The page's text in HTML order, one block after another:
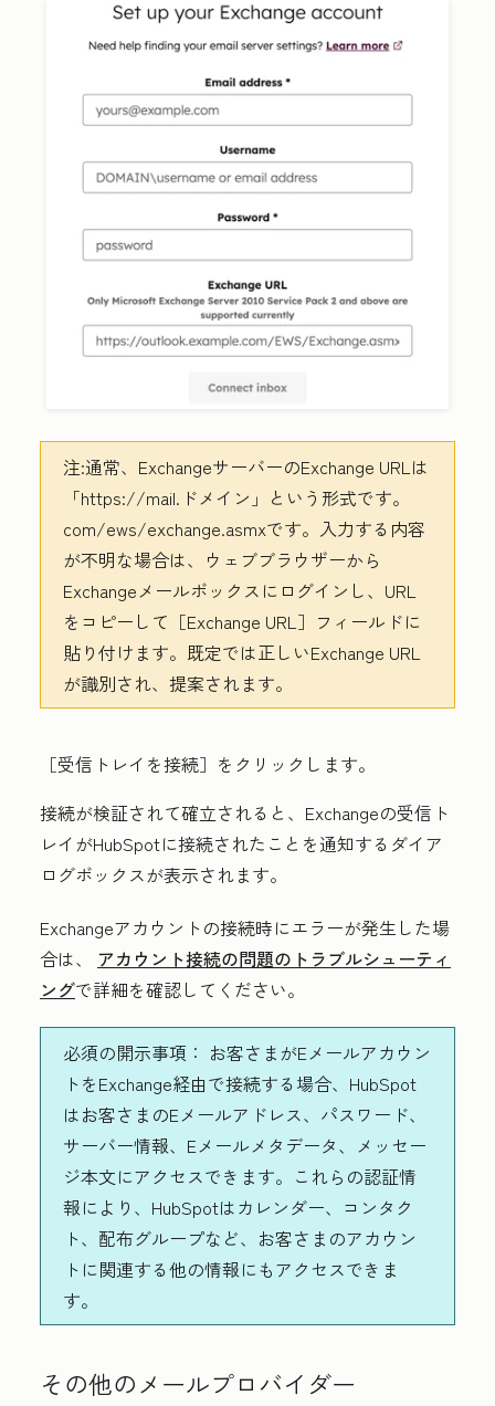
注:通常、ExchangeサーバーのExchange URLは
「https://mail.ドメイン」という形式です。
com/ews/exchange.asmxです。入力する内容
が不明な場合は、ウェブブラウザーから
Exchangeメールボックスにログインし、URL
をコピーして［Exchange URL］ フィールドに
貼り付けます。既定では正しいExchange URL
が識別され、提案されます。
［受信トレイを接続］をクリックします。
接続が検証されて確立されると、Exchangeの受信ト
レイがHubSpotに接続されたことを通知するダイア
ログボックスが表示されます。
Exchangeアカウントの接続時にエラーが発生した場
合は、 アカウント接続の問題のトラブルシューティ
ングで詳細を確認してください。
必須の開示事項： お客さまがEメールアカウン
トをExchange経由で接続する場合、HubSpot
はお客さまのEメールアドレス、パスワード、
サーバー情報、Eメールメタデータ、メッセー
ジ本文にアクセスできます。これらの認証情
報により、HubSpotはカレンダー、コンタク
ト、配布グループなど、お客さまのアカウン
トに関連する他の情報にもアクセスできま
す。
その他のメールプロバイダー